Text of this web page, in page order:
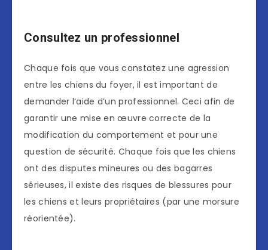
Consultez un professionnel
Chaque fois que vous constatez une agression
entre les chiens du foyer, il est important de
demander l’aide d’un professionnel. Ceci afin de
garantir une mise en œuvre correcte de la
modification du comportement et pour une
question de sécurité. Chaque fois que les chiens
ont des disputes mineures ou des bagarres
sérieuses, il existe des risques de blessures pour
les chiens et leurs propriétaires (par une morsure
réorientée).